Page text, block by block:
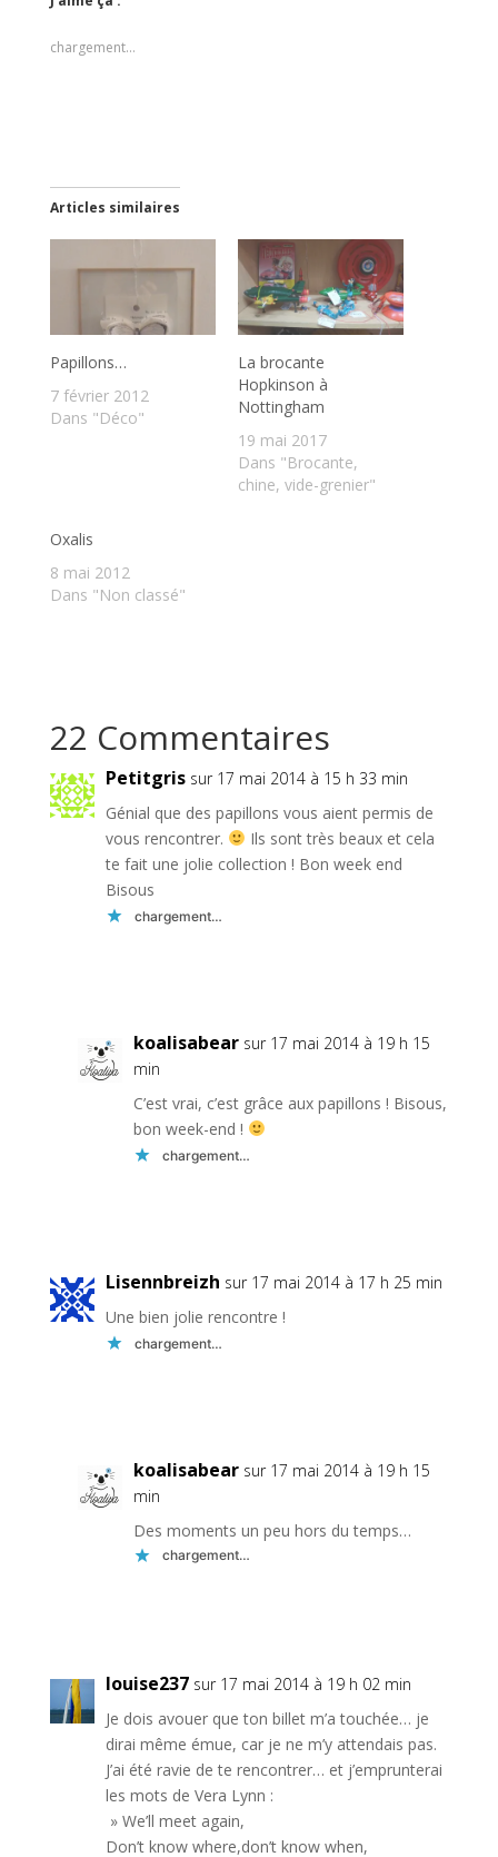
chargement…
Articles similaires
Papillons…
7 février 2012
Dans "Déco"
La brocante
Hopkinson à
Nottingham
19 mai 2017
Dans "Brocante,
chine, vide-grenier"
Oxalis
8 mai 2012
Dans "Non classé"
22 Commentaires
Petitgris sur 17 mai 2014 à 15 h 33 min
Génial que des papillons vous aient permis de
vous rencontrer.
Ils sont très beaux et cela
te fait une jolie collection ! Bon week end
Bisous
chargement…
koalisabear sur 17 mai 2014 à 19 h 15
min
C’est vrai, c’est grâce aux papillons ! Bisous,
bon week-end !
chargement…
Lisennbreizh sur 17 mai 2014 à 17 h 25 min
Une bien jolie rencontre !
chargement…
koalisabear sur 17 mai 2014 à 19 h 15
min
Des moments un peu hors du temps…
chargement…
louise237 sur 17 mai 2014 à 19 h 02 min
Je dois avouer que ton billet m’a touchée… je
dirai même émue, car je ne m’y attendais pas.
J’ai été ravie de te rencontrer… et j’emprunterai
les mots de Vera Lynn :
» We’ll meet again,
Don’t know where,don’t know when,